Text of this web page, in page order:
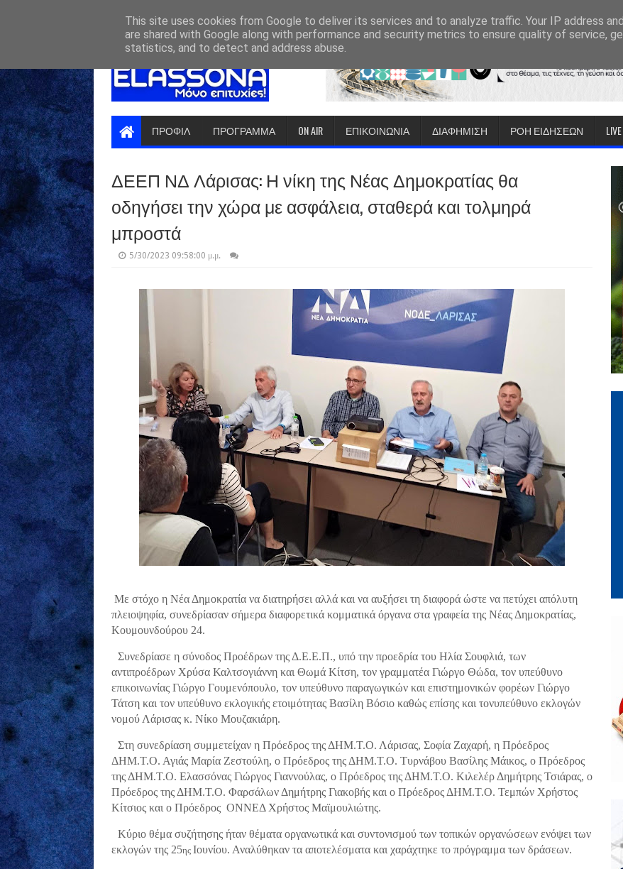
ΠΡΟΦΙΛ ΠΡΟΓΡΑΜΜΑ ON AIR ΕΠΙΚΟΙΝΩΝΙΑ ΔΙΑΦΗΜΙΣΗ ΡΟΗ ΕΙΔΗΣΕΩΝ
ΔΕΕΠ ΝΔ Λάρισας: Η νίκη της Νέας Δημοκρατίας θα
οδηγήσει την χώρα με ασφάλεια, σταθερά και τολμηρά
μπροστά
5/30/2023 09:58:00 μ.μ.
Με στόχο η Νέα Δημοκρατία να διατηρήσει αλλά και να αυξήσει τη διαφορά ώστε να πετύχει απόλυτη
πλειοψηφία, συνεδρίασαν σήμερα διαφορετικά κομματικά όργανα στα γραφεία της Νέας Δημοκρατίας,
Κουμουνδούρου 24.
Συνεδρίασε η σύνοδος Προέδρων της Δ.Ε.Ε.Π., υπό την προεδρία του Ηλία Σουφλιά, των
αντιπροέδρων Χρύσα Καλτσογιάννη και Θωμά Κίτση, τον γραμματέα Γιώργο Θώδα, τον υπεύθυνο
επικοινωνίας Γιώργο Γουμενόπουλο, τον υπεύθυνο παραγωγικών και επιστημονικών φορέων Γιώργο
Τάτση και τον υπεύθυνο εκλογικής ετοιμότητας Βασίλη Βόσιο καθώς επίσης και τονυπεύθυνο εκλογών
νομού Λάρισας κ. Νίκο Μουζακιάρη.
Στη συνεδρίαση συμμετείχαν η Πρόεδρος της ΔΗΜ.Τ.Ο. Λάρισας, Σοφία Ζαχαρή, η Πρόεδρος
ΔΗΜ.Τ.Ο. Αγιάς Μαρία Ζεστούλη, ο Πρόεδρος της ΔΗΜ.Τ.Ο. Τυρνάβου Βασίλης Μάικος, ο Πρόεδρος
της ΔΗΜ.Τ.Ο. Ελασσόνας Γιώργος Γιαννούλας, ο Πρόεδρος της ΔΗΜ.Τ.Ο. Κιλελέρ Δημήτρης Τσιάρας, ο
Πρόεδρος της ΔΗΜ.Τ.Ο. Φαρσάλων Δημήτρης Γιακοβής και ο Πρόεδρος ΔΗΜ.Τ.Ο. Τεμπών Χρήστος
Κίτσιος και ο Πρόεδρος ΟΝΝΕΔ Χρήστος Μαϊμουλιώτης.
Κύριο θέμα συζήτησης ήταν θέματα οργανωτικά και συντονισμού των τοπικών οργανώσεων ενόψει των
εκλογών της 25ης Ιουνίου. Αναλύθηκαν τα αποτελέσματα και χαράχτηκε το πρόγραμμα των δράσεων.
This site uses cookies from Google to deliver its services and to analyze traffic. Your IP address
are shared with Google along with performance and security metrics to ensure quality of service,
statistics, and to detect and address abuse.